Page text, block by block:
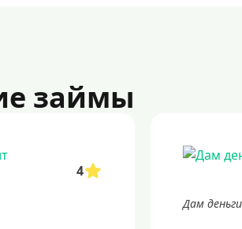
займы
4
Дам деньги